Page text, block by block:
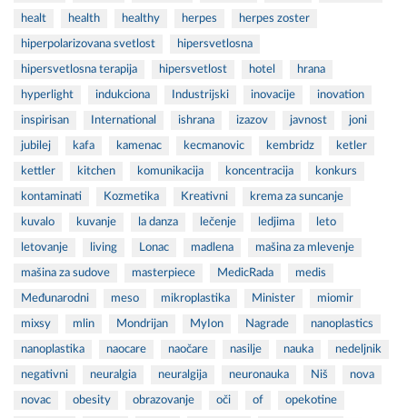
healt health healthy herpes herpes zoster
hiperpolarizovana svetlost hipersvetlosna
hipersvetlosna terapija hipersvetlost hotel hrana
hyperlight indukciona Industrijski inovacije inovation
inspirisan International ishrana izazov javnost joni
jubilej kafa kamenac kecmanovic kembridz ketler
kettler kitchen komunikacija koncentracija konkurs
kontaminati Kozmetika Kreativni krema za suncanje
kuvalo kuvanje la danza lečenje ledjima leto
letovanje living Lonac madlena mašina za mlevenje
mašina za sudove masterpiece MedicRada medis
Međunarodni meso mikroplastika Minister miomir
mixsy mlin Mondrijan MyIon Nagrade nanoplastics
nanoplastika naocare naočare nasilje nauka nedeljnik
negativni neuralgia neuralgija neuronauka Niš nova
novac obesity obrazovanje oči of opekotine